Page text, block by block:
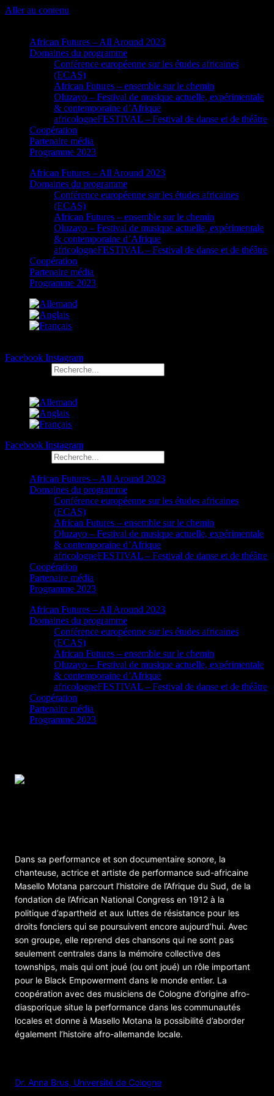
Aller au contenu
African Futures – All Around 2023
Domaines du programme
Conférence européenne sur les études africaines
(ECAS)
African Futures – ensemble sur le chemin
Oluzayo – Festival de musique actuelle, expérimentale
& contemporaine d’Afrique
africologneFESTIVAL – Festival de danse et de théâtre
Coopération
Partenaire média
Programme 2023
African Futures – All Around 2023
Domaines du programme
Conférence européenne sur les études africaines
(ECAS)
African Futures – ensemble sur le chemin
Oluzayo – Festival de musique actuelle, expérimentale
& contemporaine d’Afrique
africologneFESTIVAL – Festival de danse et de théâtre
Coopération
Partenaire média
Programme 2023
Facebook Instagram
Facebook Instagram
African Futures – All Around 2023
Domaines du programme
Conférence européenne sur les études africaines
(ECAS)
African Futures – ensemble sur le chemin
Oluzayo – Festival de musique actuelle, expérimentale
& contemporaine d’Afrique
africologneFESTIVAL – Festival de danse et de théâtre
Coopération
Partenaire média
Programme 2023
African Futures – All Around 2023
Domaines du programme
Conférence européenne sur les études africaines
(ECAS)
African Futures – ensemble sur le chemin
Oluzayo – Festival de musique actuelle, expérimentale
& contemporaine d’Afrique
africologneFESTIVAL – Festival de danse et de théâtre
Coopération
Partenaire média
Programme 2023
Dans sa performance et son documentaire sonore, la
chanteuse, actrice et artiste de performance sud-africaine
Masello Motana parcourt l’histoire de l’Afrique du Sud, de la
fondation de l’African National Congress en 1912 à la
politique d’apartheid et aux luttes de résistance pour les
droits fonciers qui se poursuivent encore aujourd’hui. Avec
son groupe, elle reprend des chansons qui ne sont pas
seulement centrales dans la mémoire collective des
townships, mais qui ont joué (ou ont joué) un rôle important
pour le Black Empowerment dans le monde entier. La
coopération avec des musiciens de Cologne d’origine afro-
diasporique situe la performance dans les communautés
locales et donne à Masello Motana la possibilité d’aborder
également l’histoire afro-allemande locale.
Dr. Anna Brus, Université de Cologne